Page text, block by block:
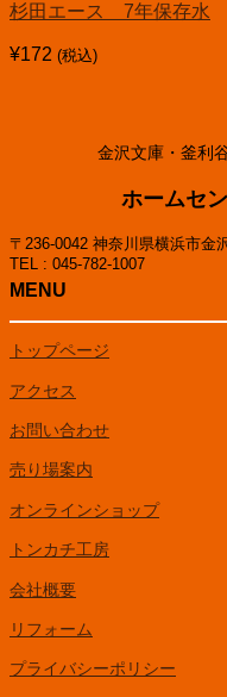
杉田エース 7年保存水
¥172 (税込)
金沢文庫・釜利
ホームセ
〒236-0042 神奈川県横浜市金
TEL : 045-782-1007
MENU
トップページ
アクセス
お問い合わせ
売り場案内
オンラインショップ
トンカチ工房
会社概要
リフォーム
プライバシーポリシー